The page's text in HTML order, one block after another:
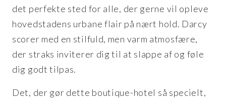
det perfekte sted for alle, der gerne vil opleve
hovedstadens urbane flair på nært hold. Darcy
scorer med en stilfuld, men varm atmosfære,
der straks inviterer dig til at slappe af og føle
dig godt tilpas.
Det, der gør dette boutique-hotel så specielt,